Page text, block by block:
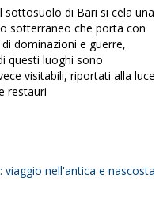
sottosuolo di Bari si cela una
sotterraneo che porta con
dominazioni e guerre,
questi luoghi sono
visitabili, riportati alla luce
restauri
viaggio nell'antica e nascosta